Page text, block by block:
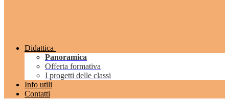
Didattica
Panoramica
Offerta formativa
I progetti delle classi
Info utili
Contatti